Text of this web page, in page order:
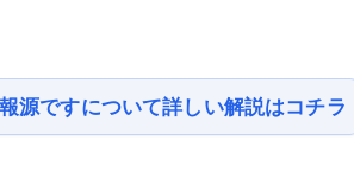
源ですについて詳しい解説はコチラ